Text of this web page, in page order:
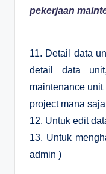
pekerjaan
11. Detail data
detail data
maintenance
project mana
12. Untuk edit
13. Untuk
admin )